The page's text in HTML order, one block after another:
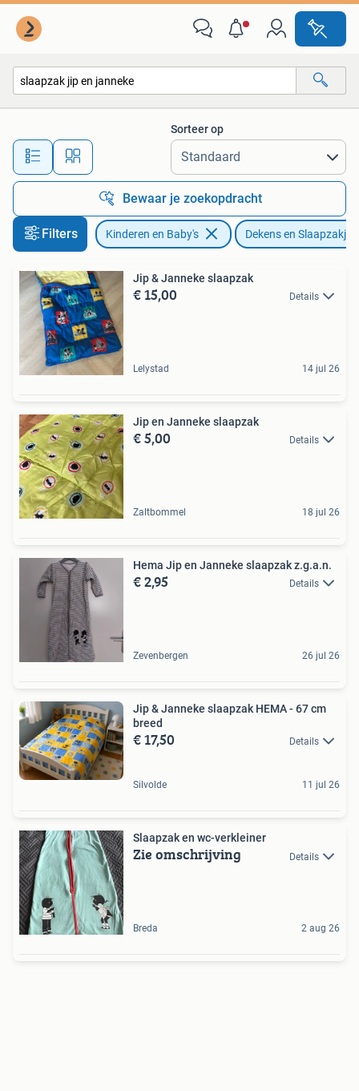
Alle afstanden…
Sorteer op
Bewaar je zoekopdracht
Filters Kinderen en Baby's Dekens en Slaapzakjes
Jip & Janneke slaapzak
€ 15,00 Details
Lelystad 14 jul 26
Jip en Janneke slaapzak
€ 5,00 Details
Zaltbommel 18 jul 26
Hema Jip en Janneke slaapzak z.g.a.n.
€ 2,95 Details
Zevenbergen 26 jul 26
Jip & Janneke slaapzak HEMA - 67 cm
breed
€ 17,50 Details
Silvolde 11 jul 26
Slaapzak en wc-verkleiner
Zie omschrijving Details
Breda 2 aug 26